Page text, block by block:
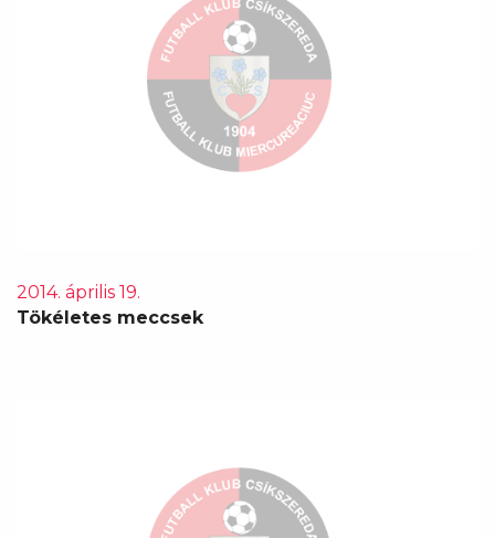
2014. április 19.
Tökéletes meccsek